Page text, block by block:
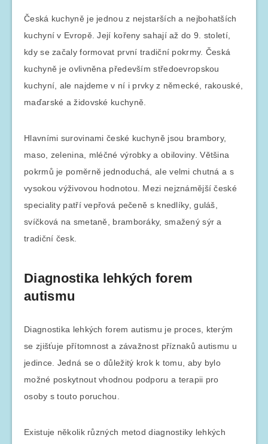
Česká kuchyně je jednou z nejstarších a nejbohatších
kuchyní v Evropě. Její kořeny sahají až do 9. století,
kdy se začaly formovat první tradiční pokrmy. Česká
kuchyně je ovlivněna především středoevropskou
kuchyní, ale najdeme v ní i prvky z německé, rakouské,
maďarské a židovské kuchyně.
Hlavními surovinami české kuchyně jsou brambory,
maso, zelenina, mléčné výrobky a obiloviny. Většina
pokrmů je poměrně jednoduchá, ale velmi chutná a s
vysokou výživovou hodnotou. Mezi nejznámější české
speciality patří vepřová pečeně s knedlíky, guláš,
svíčková na smetaně, bramboráky, smažený sýr a
tradiční česk.
Diagnostika lehkých forem
autismu
Diagnostika lehkých forem autismu je proces, kterým
se zjišťuje přítomnost a závažnost příznaků autismu u
jedince. Jedná se o důležitý krok k tomu, aby bylo
možné poskytnout vhodnou podporu a terapii pro
osoby s touto poruchou.
Existuje několik různých metod diagnostiky lehkých